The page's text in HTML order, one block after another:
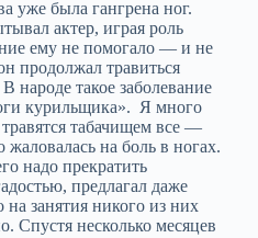
уже была гангрена ног.
актер, играя роль
ему не помогало — и не
продолжал травиться
народе такое заболевание
курильщика». Я много
табачищем все —
на боль в ногах.
надо прекратить
предлагал даже
занятия никого из них
Спустя несколько месяцев